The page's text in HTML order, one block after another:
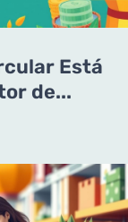
Está
de...